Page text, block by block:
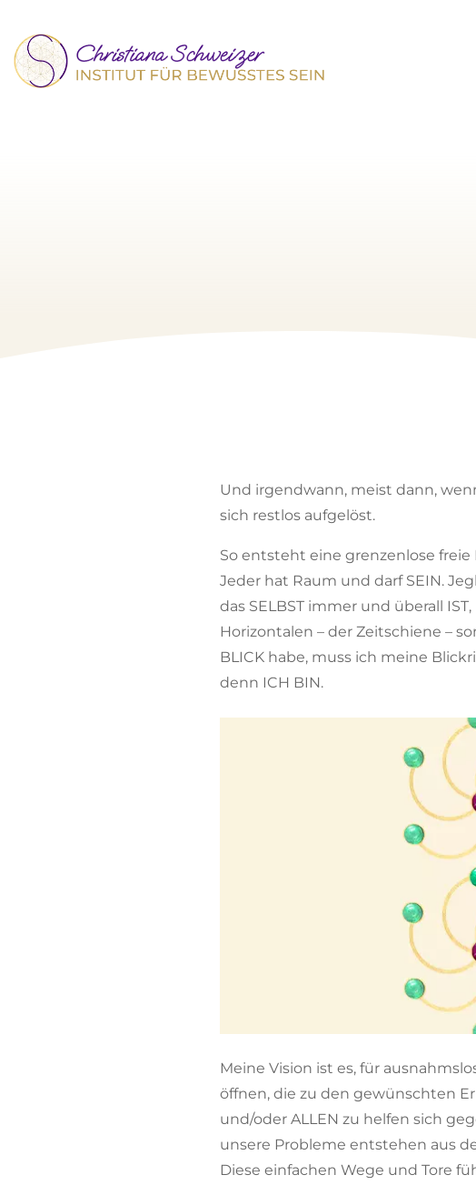
Und irgendwann, meist dann,
sich restlos aufgelöst.
So entsteht eine grenzenlose
Jeder hat Raum und darf SEIN.
das SELBST immer und überall
Horizontalen – der Zeitschiene –
BLICK habe, muss ich meine
denn ICH BIN.
Meine Vision ist es, für
öffnen, die zu den gewünschten
und/oder ALLEN zu helfen sich
unsere Probleme entstehen aus
Diese einfachen Wege und Tore